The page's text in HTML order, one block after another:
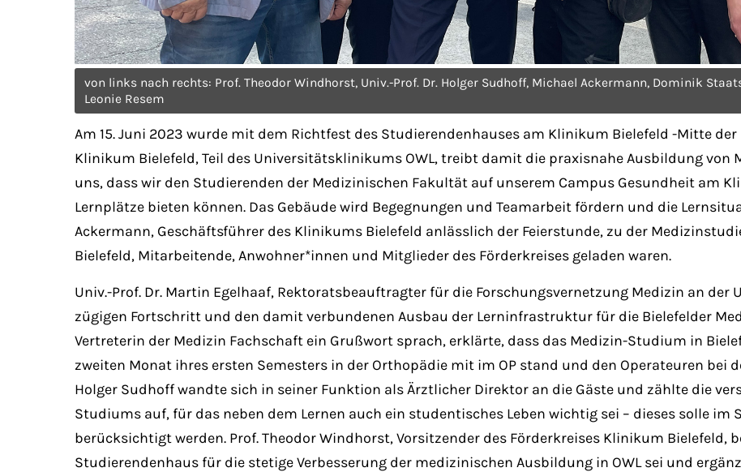
von links nach rechts: Prof. Theodor Windhorst, Univ.-Prof. Dr. Holger Sudhoff, Michael Ackermann, Dominik
Leonie Resem
Am 15. Juni 2023 wurde mit dem Richtfest des Studierendenhauses am Klinikum Bielefeld -Mitte
Klinikum Bielefeld, Teil des Universitätsklinikums OWL, treibt damit die praxisnahe Ausbildung von
uns, dass wir den Studierenden der Medizinischen Fakultät auf unserem Campus Gesundheit am
Lernplätze bieten können. Das Gebäude wird Begegnungen und Teamarbeit fördern und die
Ackermann, Geschäftsführer des Klinikums Bielefeld anlässlich der Feierstunde, zu der
Bielefeld, Mitarbeitende, Anwohner*innen und Mitglieder des Förderkreises geladen waren.
Univ.-Prof. Dr. Martin Egelhaaf, Rektoratsbeauftragter für die Forschungsvernetzung Medizin an der
zügigen Fortschritt und den damit verbundenen Ausbau der Lerninfrastruktur für die Bielefelder
Vertreterin der Medizin Fachschaft ein Grußwort sprach, erklärte, dass das Medizin-Studium in
zweiten Monat ihres ersten Semesters in der Orthopädie mit im OP stand und den Operateuren bei
Holger Sudhoff wandte sich in seiner Funktion als Ärztlicher Direktor an die Gäste und zählte die
Studiums auf, für das neben dem Lernen auch ein studentisches Leben wichtig sei – dieses solle im
berücksichtigt werden. Prof. Theodor Windhorst, Vorsitzender des Förderkreises Klinikum Bielefeld,
Studierendenhaus für die stetige Verbesserung der medizinischen Ausbildung in OWL sei und